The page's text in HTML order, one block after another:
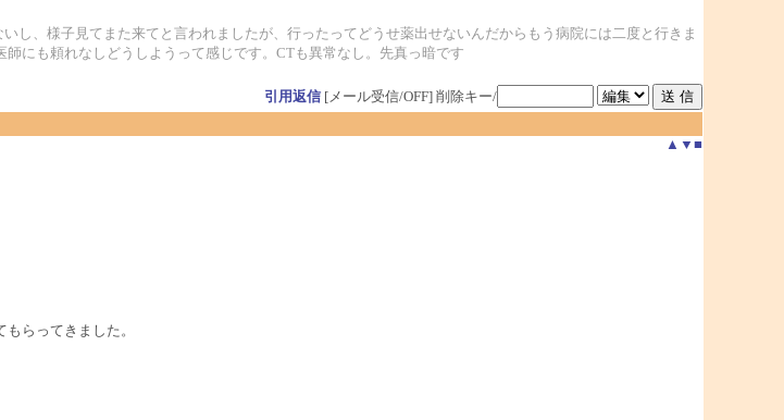
し、様子見てまた来てと言われましたが、行ったってどうせ薬出せないんだからもう病院には二度と行きま
にも頼れなしどうしようって感じです。CTも異常なし。先真っ暗です
引用返信[メール受信/OFF] 削除キー/
▲ ▼ ■
らってきました。